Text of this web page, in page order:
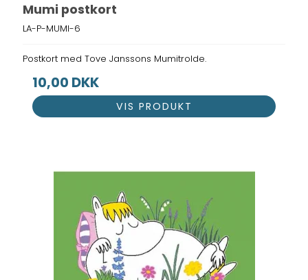
Mumi postkort
LA-P-MUMI-6
Postkort med Tove Janssons Mumitrolde.
10,00 DKK
VIS PRODUKT